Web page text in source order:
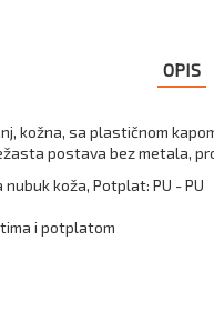
OPIS
kožna, sa plastičnom
postava bez metala,
koža, Potplat: PU - PU
i potplatom